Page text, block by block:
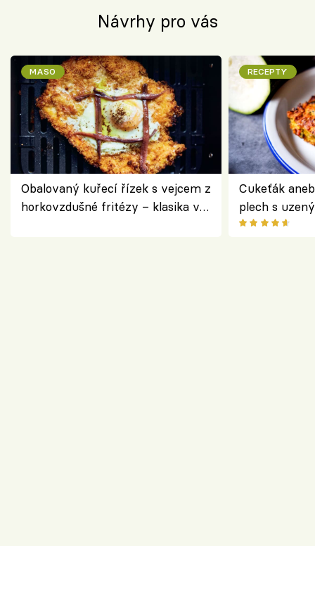
Návrhy pro vás
MASO
Obalovaný kuřecí řízek s vejcem z
horkovzdušné fritézy – klasika v
RECEPTY
Cukeťák
plech s
způsob, jak